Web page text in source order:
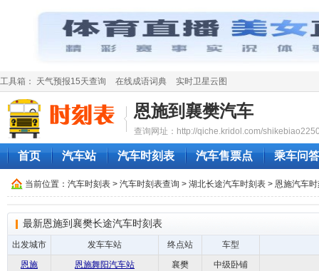
工具箱： 天气预报15天查询 在线成语词典 实时卫星云图
恩施到襄樊汽车
查询网址：http://qiche.kridol.com/
首页 汽车站 汽车时刻表 汽车售票点 乘车问答
当前位置： 汽车时刻表 > 汽车时刻表查询 > 湖北长途汽车时刻表 > 恩施汽车
最新恩施到襄樊长途汽车时刻表
出发城市 发车车站 终点站
车型
恩施
恩施舞阳汽车站 襄樊 中级卧铺